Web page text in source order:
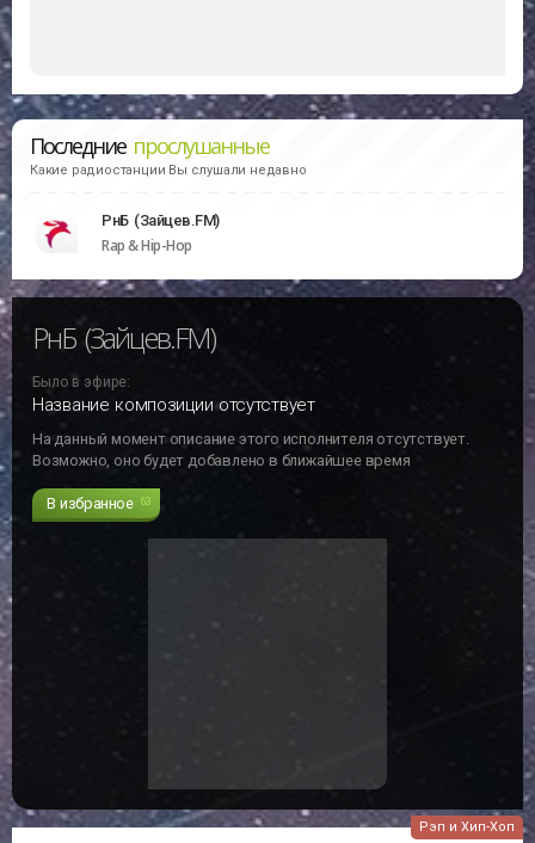
Последние прослушанные
Какие радиостанции Вы слушали недавно
РнБ (Зайцев.FM)
Rap & Hip-Hop
РнБ (Зайцев.FM)
Было в эфире:
Название композиции отсутствует
На данный момент описание этого исполнителя отсутствует.
Возможно, оно будет добавлено в ближайшее время
В избранное 63
Рэп и Хип-Хоп